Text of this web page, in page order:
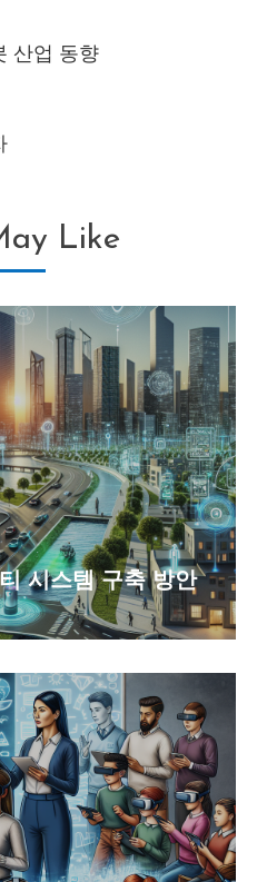
산업 동향
Like
시스템 구축 방안